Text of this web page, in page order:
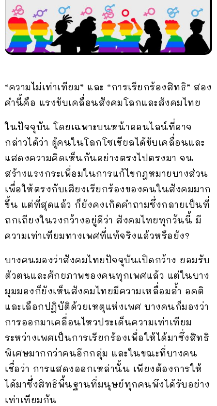
“ความไม่เท่าเทียม” และ “การเรียกร้องสิทธิ” สอง
คำนี้คือ แรงขับเคลื่อนสังคมโลกและสังคมไทย
ในปัจจุบัน โดยเฉพาะบนหน้าออนไลน์ที่อาจ
กล่าวได้ว่า ผู้คนในโลกโซเชียลได้ขับเคลื่อนและ
แสดงความคิดเห็นกันอย่างตรงไปตรงมา จน
สร้างแรงกระเพื่อมในการแก้ไขกฎหมายบางส่วน
เพื่อให้ตรงกับเสียงเรียกร้องของคนในสังคมมาก
ขึ้น แต่ที่สุดแล้ว ก็ยังคงเกิดคำถามซึ่งกลายเป็นที่
ถกเถียงในวงกว้างอยู่ดีว่า สังคมไทยทุกวันนี้ มี
ความเท่าเทียมทางเพศที่แท้จริงแล้วหรือยัง?
บางคนมองว่าสังคมไทยปัจจุบันเปิดกว้าง ยอมรับ
ตัวตนและศักยภาพของคนทุกเพศแล้ว แต่ในบาง
มุมมองก็ยังเห็นสังคมไทยมีความเหลื่อมล้ำ อคติ
และเลือกปฏิบัติด้วยเหตุแห่งเพศ บางคนก็มองว่า
การออกมาเคลื่อนไหวประเด็นความเท่าเทียม
ระหว่างเพศเป็นการเรียกร้องเพื่อให้ได้มาซึ่งสิทธิ
พิเศษมากกว่าคนอีกกลุ่ม และในขณะที่บางคน
เชื่อว่า การแสดงออกเหล่านั้น เพียงต้องการให้
ได้มาซึ่งสิทธิพื้นฐานที่มนุษย์ทุกคนพึงได้รับอย่าง
เท่าเทียมกัน